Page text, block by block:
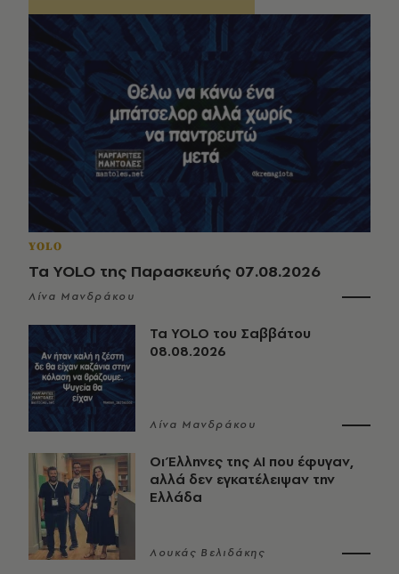
YOLO
Τα YOLO της Παρασκευής 07.08.2026
Λίνα Μανδράκου
Τα YOLO του Σαββάτου
08.08.2026
Λίνα Μανδράκου
Οι Έλληνες της ΑΙ που έφυγαν,
αλλά δεν εγκατέλειψαν την
Ελλάδα
Λουκάς Βελιδάκης